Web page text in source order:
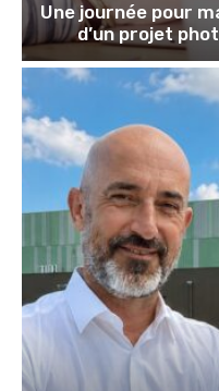
Une journée pour
d’un projet